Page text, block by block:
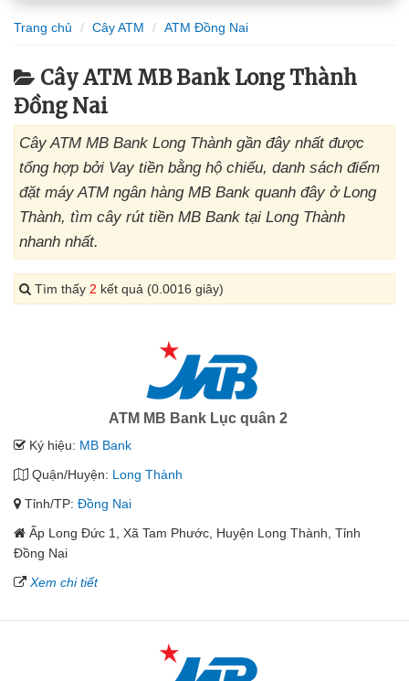
Trang chủ Cây ATM ATM Đồng Nai
Cây ATM MB Bank Long Thành
Đồng Nai
Cây ATM MB Bank Long Thành gần đây nhất được
tổng hợp bởi Vay tiền bằng hộ chiếu, danh sách điểm
đặt máy ATM ngân hàng MB Bank quanh đây ở Long
Thành, tìm cây rút tiền MB Bank tại Long Thành
nhanh nhất.
Tìm thấy 2 kết quả (0.0016 giây)
ATM MB Bank Lục quân 2
Ký hiệu: MB Bank
Quận/Huyện: Long Thành
Tỉnh/TP: Đồng Nai
Ấp Long Đức 1, Xã Tam Phước, Huyện Long Thành, Tỉnh
Đồng Nai
Xem chi tiết